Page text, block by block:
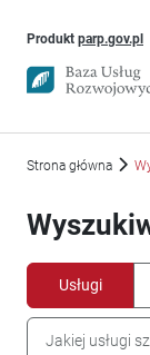
Produkt parp.gov.pl
Strona główna
Usługi